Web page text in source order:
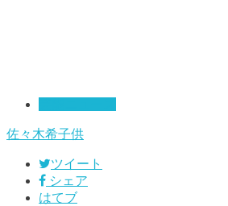
佐々木希子供
ツイート
シェア
はてブ